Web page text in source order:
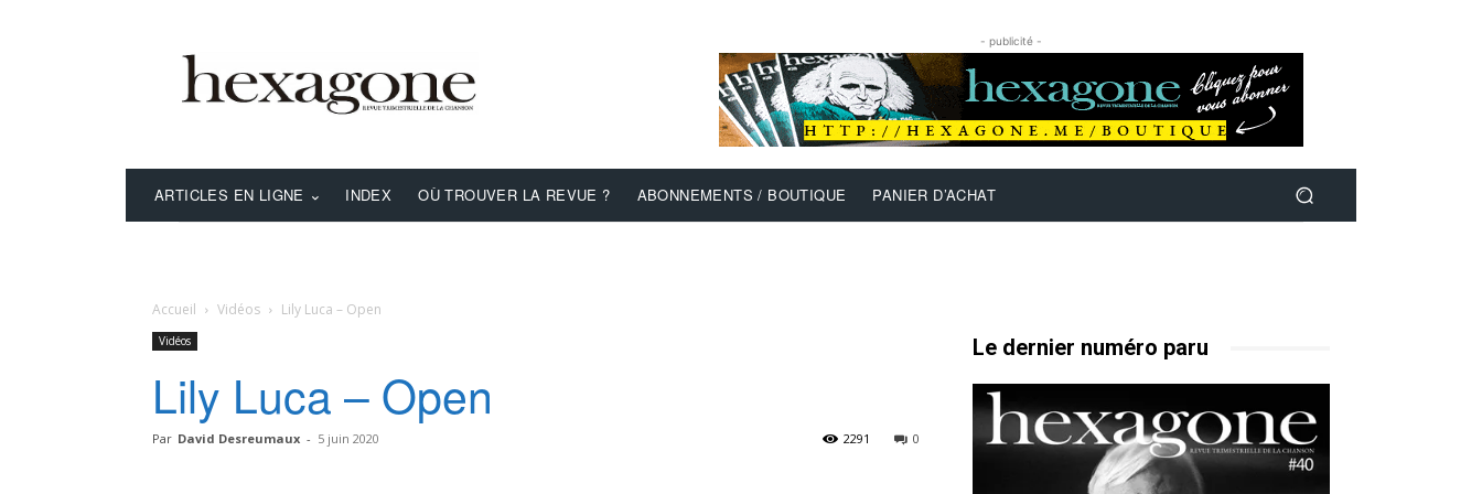
- publicité -
ARTICLES EN LIGNE INDEX OÙ TROUVER LA REVUE ? ABONNEMENTS / BOUTIQUE PANIER D’ACHAT
Accueil Vidéos Lily Luca – Open
Vidéos
Lily Luca – Open
Par David Desreumaux - 5 juin 2020 0
2291
Le dernier numéro paru